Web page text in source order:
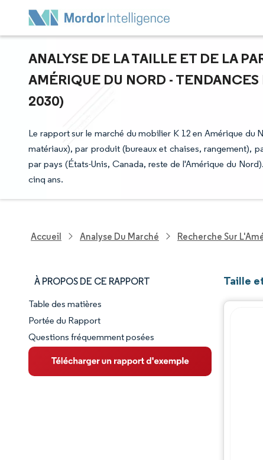
ANALYSE DE LA TAILLE ET DE LA
AMÉRIQUE DU NORD -
2030)
Le rapport sur le marché du mobilier K 12 en Amérique du
matériaux), par produit (bureaux et chaises, rangement),
par pays (États-Unis, Canada, reste de l'Amérique du
cinq ans.
Accueil Analyse Du Marché Recherche Sur
À PROPOS DE CE RAPPORT
Aperçu du marché
VUE D’ENSEMBLE DU MARCHÉ
Principales tendances du marché
Table des matières
Portée du Rapport
Questions fréquemment posées
Taille